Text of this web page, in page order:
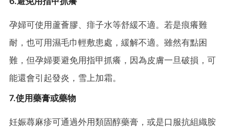
孕婦可使用蘆薈膠、痱子水等舒緩不適。若是痕癢難
耐，也可用濕毛巾輕敷患處，緩解不適。雖然有點困
難，但孕婦要避免用指甲抓癢，因為皮膚一旦破損，可
能還會引起發炎，雪上加霜。
7.使用藥膏或藥物
妊娠蕁麻疹可通過外用類固醇藥膏，或是口服抗組織胺